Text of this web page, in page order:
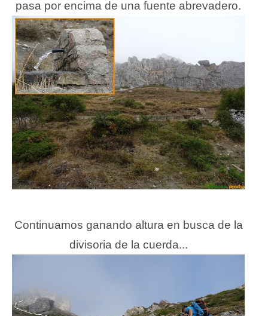
pasa por encima de una fuente abrevadero.
Continuamos ganando altura en busca de la
divisoria de la cuerda...